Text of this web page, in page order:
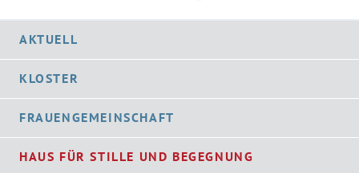
AKTUELL
KLOSTER
FRAUENGEMEINSCHAFT
HAUS FÜR STILLE UND BEGEGNUNG